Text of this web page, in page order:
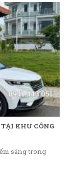
KHU CÔNG
sáng trong